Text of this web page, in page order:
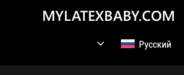
MYLATEXBABY.COM
Русский